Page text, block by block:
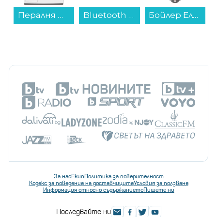
Бойлер Елдом WVF08039F 80L 3KW , 3 , 75 , C , Вертикален... Кафемашина Finlux FEM-1677CB...
За насЕкипПолитика за поверителност
Кодекс за поведение на доставчицитеУсловия за ползване
Информация относно съдържаниетоПишете ни
Последвайте ни